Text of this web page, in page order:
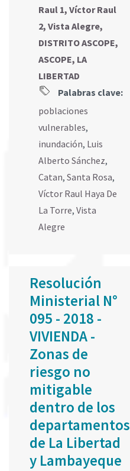
Raul 1, Víctor Raul
2, Vista Alegre,
DISTRITO ASCOPE,
ASCOPE, LA
LIBERTAD
Palabras clave:
poblaciones
vulnerables,
inundación, Luis
Alberto Sánchez,
Catan, Santa Rosa,
Víctor Raul Haya De
La Torre, Vista
Alegre
Resolución
Ministerial N°
095 - 2018 -
VIVIENDA -
Zonas de
riesgo no
mitigable
dentro de los
departamentos
de La Libertad
y Lambayeque